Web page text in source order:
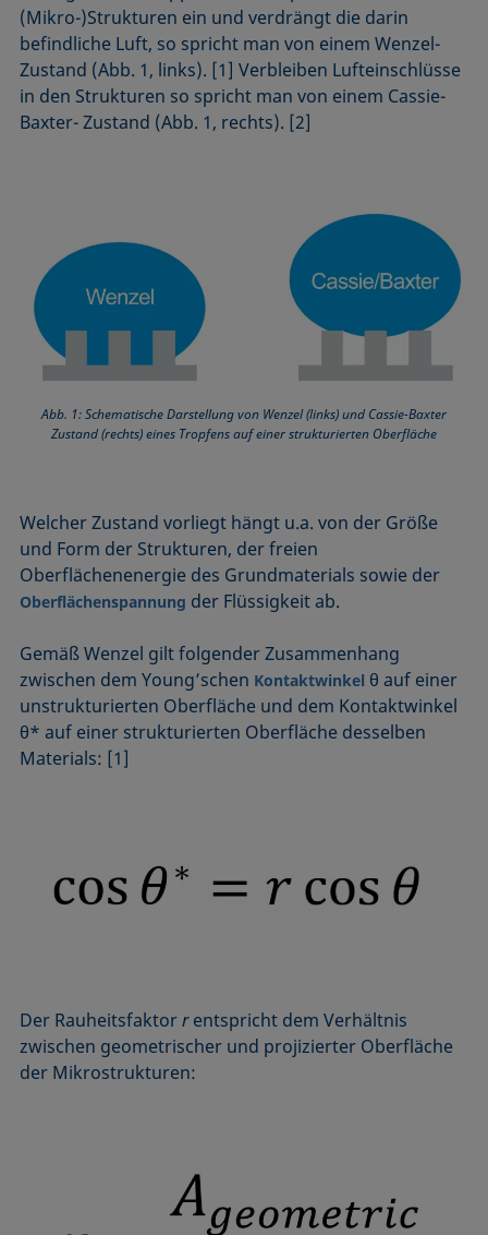
(Mikro-)Strukturen ein und verdrängt die darin
befindliche Luft, so spricht man von einem Wenzel-
Zustand (Abb. 1, links). [1] Verbleiben Lufteinschlüsse
in den Strukturen so spricht man von einem Cassie-
Baxter- Zustand (Abb. 1, rechts). [2]
Abb. 1: Schematische Darstellung von Wenzel (links) und Cassie-Baxter
Zustand (rechts) eines Tropfens auf einer strukturierten Oberfläche
Welcher Zustand vorliegt hängt u.a. von der Größe
und Form der Strukturen, der freien
Oberflächenenergie des Grundmaterials sowie der
Oberflächenspannung der Flüssigkeit ab.
Gemäß Wenzel gilt folgender Zusammenhang
zwischen dem Young’schen Kontaktwinkel θ auf einer
unstruk­turierten Oberfläche und dem Kontaktwinkel
θ* auf einer strukturierten Oberfläche desselben
Materials: [1]
Der Rauheitsfaktorrentspricht dem Verhältnis
zwischen geometrischer und projizierter Oberfläche
der Mikrostrukturen: